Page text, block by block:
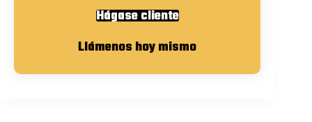
Hágase cliente
Llámenos hoy mismo